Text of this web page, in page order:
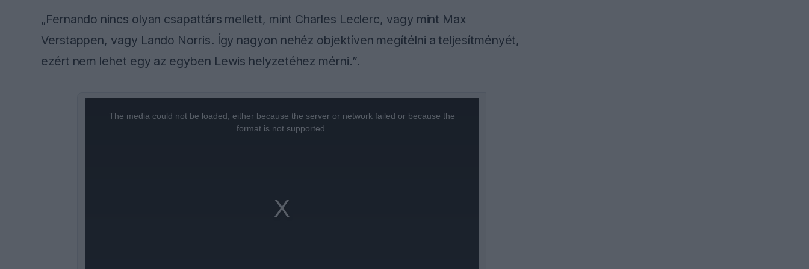
„Fernando nincs olyan csapattárs mellett, mint Charles Leclerc, vagy mint Max
Verstappen, vagy Lando Norris. Így nagyon nehéz objektíven megítélni a teljesítményét,
ezért nem lehet egy az egyben Lewis helyzetéhez mérni.”.
The media could not be loaded, either because the server or network failed or because the
format is not supported.